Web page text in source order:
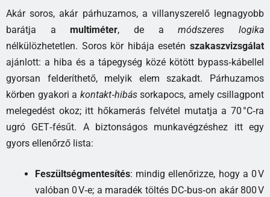
Akár soros, akár párhuzamos, a villanyszerelő legnagyobb
barátja amultiméter, de amódszeres logika
nélkülözhetetlen. Soros kör hibája esetén szakaszvizsgálat
ajánlott: a hiba és a tápegység közé kötött bypass‑kábellel
gyorsan felderíthető, melyik elem szakadt. Párhuzamos
körben gyakori a kontakt‑hibássorkapocs, amely csillagpont
melegedést okoz; itt hőkamerás felvétel mutatja a 70 °C‑ra
ugró GET‑fésűt. A biztonságos munkavégzéshez itt egy
gyors ellenőrző lista:
Feszültségmentesítés: mindig ellenőrizze, hogy a 0 V
valóban 0 V‑e; a maradék töltés DC‑bus‑on akár 800 V